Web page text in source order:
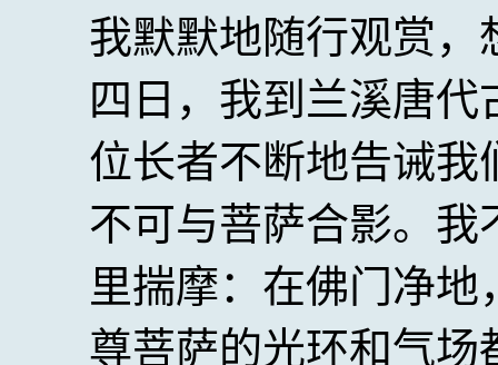
我默默地随行观赏
四日，我到兰溪唐
位长者不断地告诫
不可与菩萨合影。
里揣摩：在佛门净
尊菩萨的光环和气